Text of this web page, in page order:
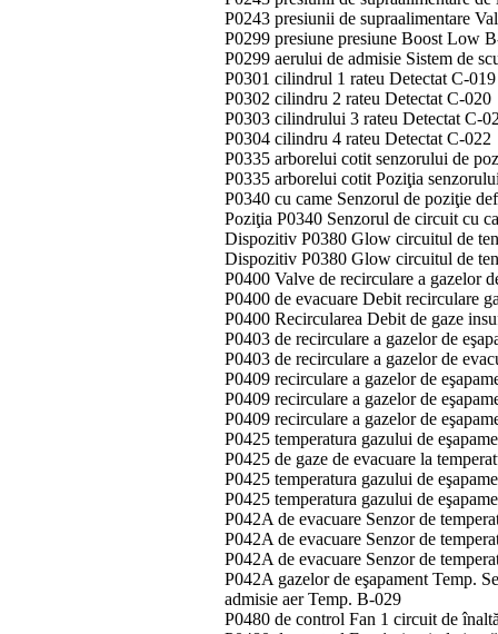
P0243 presiunii de supraalimentare
P0299 presiune presiune Boost Low
P0299 aerului de admisie Sistem de
P0301 cilindrul 1 rateu Detectat C-019
P0302 cilindru 2 rateu Detectat C-020
P0303 cilindrului 3 rateu Detectat C-
P0304 cilindru 4 rateu Detectat C-022
P0335 arborelui cotit senzorului de
P0335 arborelui cotit Poziţia
P0340 cu came Senzorul de poziţie
Poziţia P0340 Senzorul de circuit cu
Dispozitiv P0380 Glow circuitul de
Dispozitiv P0380 Glow circuitul de
P0400 Valve de recirculare a gazelor
P0400 de evacuare Debit recirculare
P0400 Recircularea Debit de gaze
P0403 de recirculare a gazelor de
P0403 de recirculare a gazelor de
P0409 recirculare a gazelor de
P0409 recirculare a gazelor de
P0409 recirculare a gazelor de
P0425 temperatura gazului de
P0425 de gaze de evacuare la
P0425 temperatura gazului de
P0425 temperatura gazului de
P042A de evacuare Senzor de
P042A de evacuare Senzor de
P042A de evacuare Senzor de
P042A gazelor de eşapament Temp.
admisie aer Temp. B-029
P0480 de control Fan 1 circuit de